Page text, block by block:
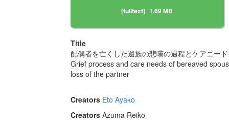
[fulltext] 1.69 MB
Title
配偶者を亡くした遺族の悲嘆の過程とケアニー
Grief process and care needs of bereaved
loss of the partner
Creators Eto Ayako
Creators Azuma Reiko